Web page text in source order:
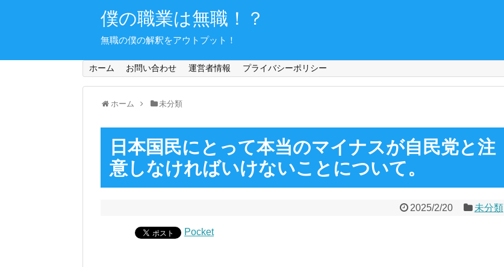
僕の職業は無職！？
無職の僕の解釈をアウトプット！
ホーム お問い合わせ 運営者情報 プライバシーポリシー
ホーム 未分類
日本国民にとって本当のマイナスが自民党と注
意しなければいけないことについて。
2025/2/20 未分類
Pocket